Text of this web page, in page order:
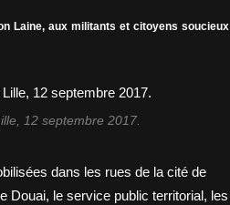
Laine, aux militants et citoyens soucieux
12 septembre 2017.